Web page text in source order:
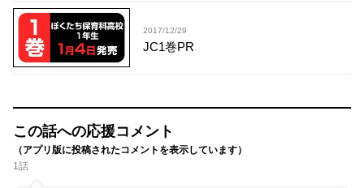
2017/12/29
JC1巻PR
この話への応援コメント
（アプリ版に投稿されたコメントを表示しています）
1話